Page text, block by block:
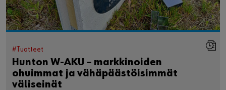
#Tuotteet
Hunton W-AKU – markkinoiden
ohuimmat ja vähäpäästöisimmät
väliseinät